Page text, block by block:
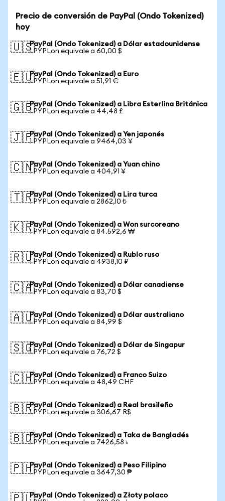
Precio de conversión de PayPal (Ondo Tokenized)
hoy
🇺🇸PayPal (Ondo Tokenized) a Dólar estadounidense
1 PYPLon equivale a 60,00 $
🇪🇺PayPal (Ondo Tokenized) a Euro
1 PYPLon equivale a 51,91 €
🇬🇧PayPal (Ondo Tokenized) a Libra Esterlina Británica
1 PYPLon equivale a 44,48 £
🇯🇵PayPal (Ondo Tokenized) a Yen japonés
1 PYPLon equivale a 9464,03 ¥
🇨🇳PayPal (Ondo Tokenized) a Yuan chino
1 PYPLon equivale a 404,91 ¥
🇹🇷PayPal (Ondo Tokenized) a Lira turca
1 PYPLon equivale a 2862,10 ₺
🇰🇷PayPal (Ondo Tokenized) a Won surcoreano
1 PYPLon equivale a 84.592,6 ₩
🇷🇺PayPal (Ondo Tokenized) a Rublo ruso
1 PYPLon equivale a 4938,10 ₽
🇨🇦PayPal (Ondo Tokenized) a Dólar canadiense
1 PYPLon equivale a 83,70 $
🇦🇺PayPal (Ondo Tokenized) a Dólar australiano
1 PYPLon equivale a 84,99 $
🇸🇬PayPal (Ondo Tokenized) a Dólar de Singapur
1 PYPLon equivale a 76,72 $
🇨🇭PayPal (Ondo Tokenized) a Franco Suizo
1 PYPLon equivale a 48,49 CHF
🇧🇷PayPal (Ondo Tokenized) a Real brasileño
1 PYPLon equivale a 306,67 R$
🇧🇩PayPal (Ondo Tokenized) a Taka de Bangladés
1 PYPLon equivale a 7426,58 ৳
🇵🇭PayPal (Ondo Tokenized) a Peso Filipino
1 PYPLon equivale a 3647,30 ₱
PayPal (Ondo Tokenized) a Złoty polaco